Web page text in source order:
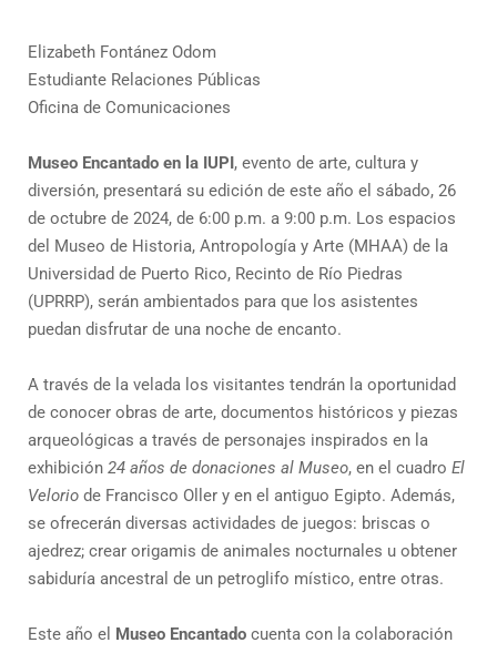
Elizabeth Fontánez Odom
Estudiante Relaciones Públicas
Oficina de Comunicaciones
Museo Encantado en la IUPI, evento de arte, cultura y
diversión, presentará su edición de este año el sábado, 26
de octubre de 2024, de 6:00 p.m. a 9:00 p.m. Los espacios
del Museo de Historia, Antropología y Arte (MHAA) de la
Universidad de Puerto Rico, Recinto de Río Piedras
(UPRRP), serán ambientados para que los asistentes
puedan disfrutar de una noche de encanto.
A través de la velada los visitantes tendrán la oportunidad
de conocer obras de arte, documentos históricos y piezas
arqueológicas a través de personajes inspirados en la
exhibición 24 años de donaciones al Museo, en el cuadro El
Velorio de Francisco Oller y en el antiguo Egipto. Además,
se ofrecerán diversas actividades de juegos: briscas o
ajedrez; crear origamis de animales nocturnales u obtener
sabiduría ancestral de un petroglifo místico, entre otras.
Este año el Museo Encantado cuenta con la colaboración